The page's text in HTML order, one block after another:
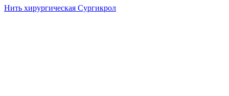
Нить хирургическая Сургикрол